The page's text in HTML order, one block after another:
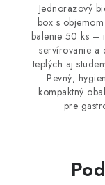
Jednorazový
box s
balenie 50 ks –
servírovanie a
teplých aj
Pevný,
kompaktný
pre